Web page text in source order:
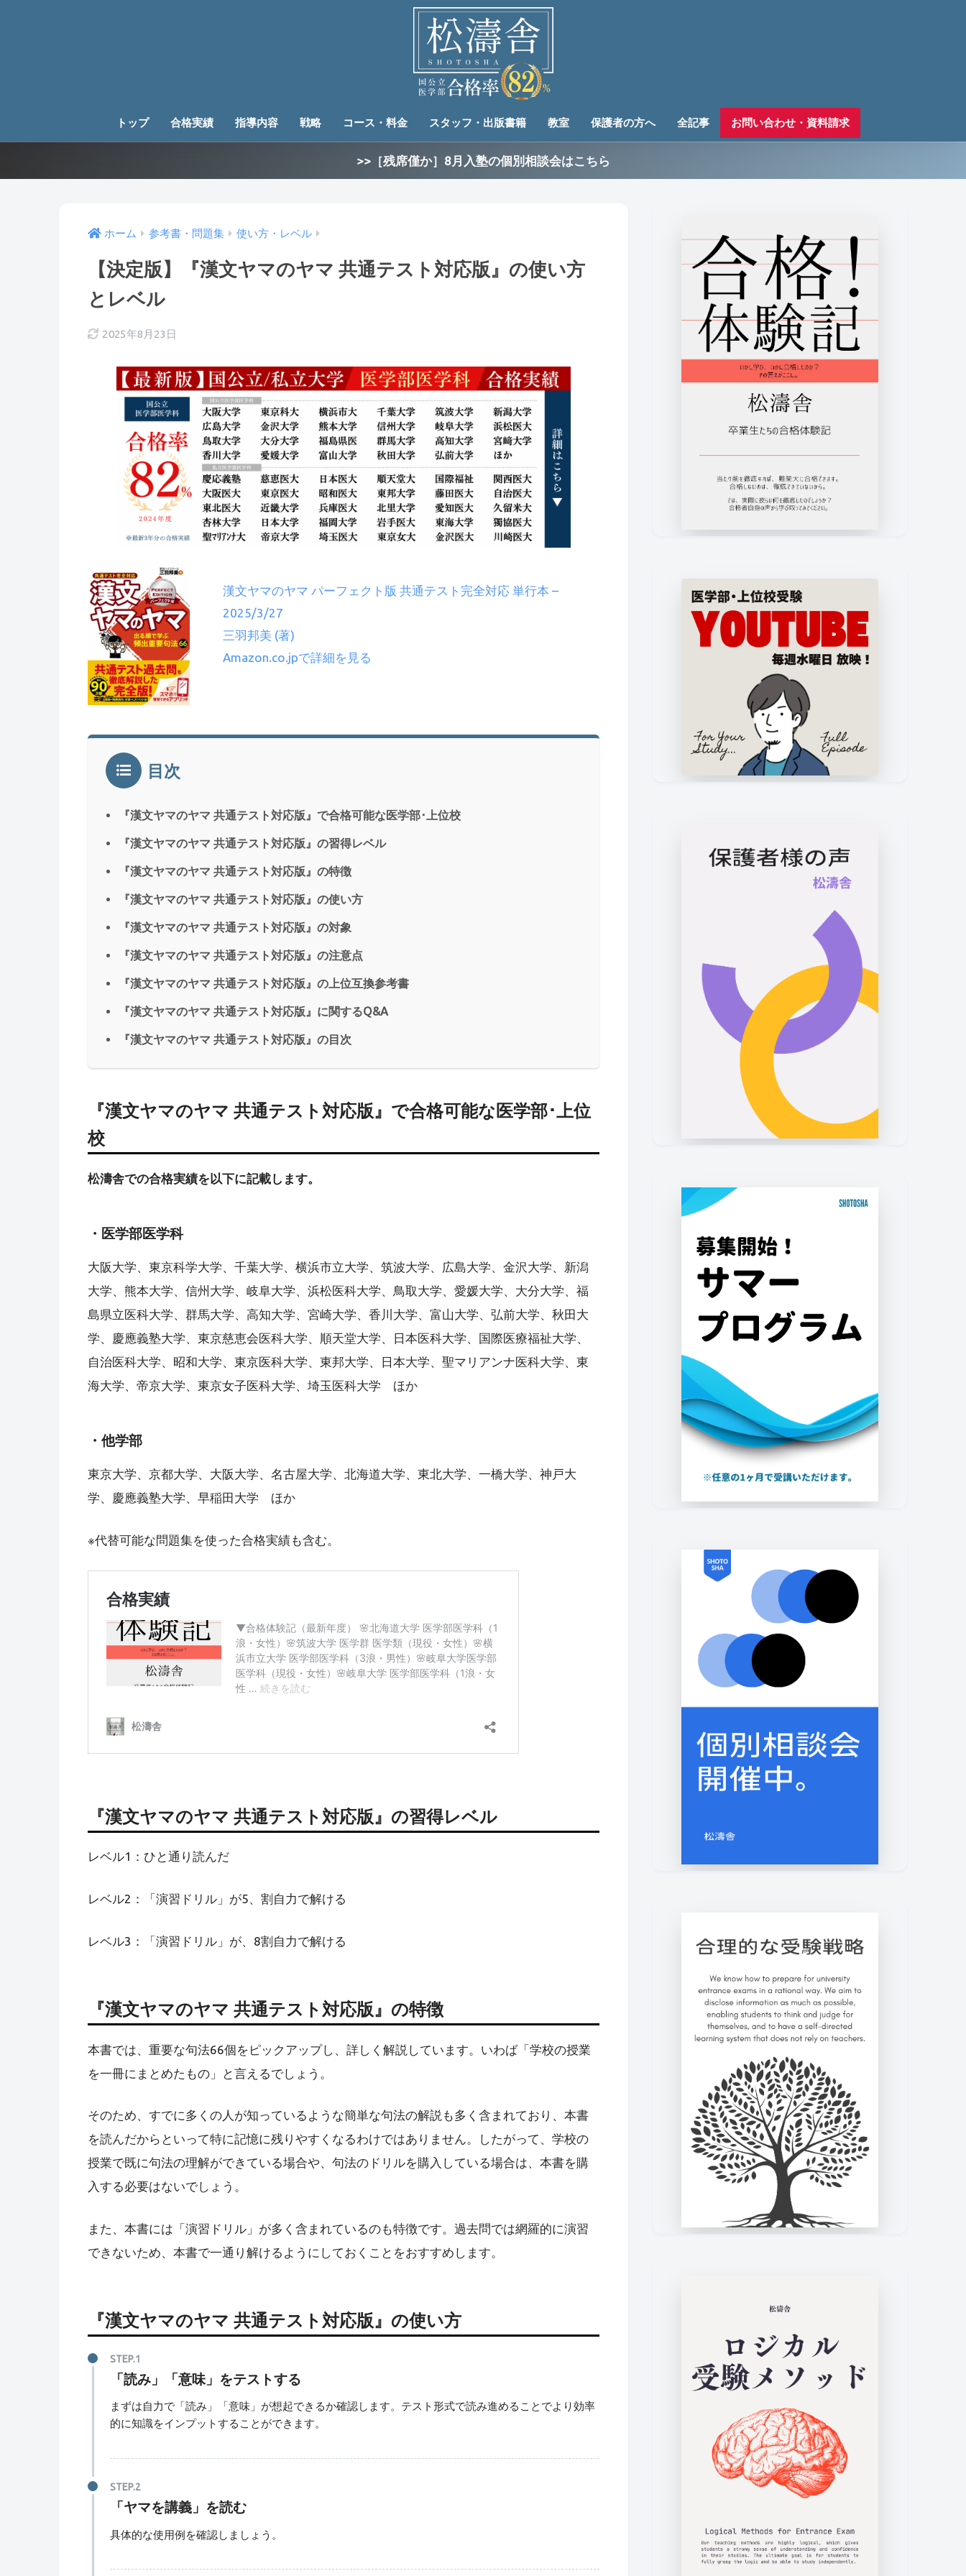
トップ 合格実績 指導内容 戦略 コース・料金 スタッフ・出版書籍 教室 保護者の方へ 全記事 お問い合わせ・資料請求
>>［残席僅か］8月入塾の個別相談会はこちら
ホーム 参考書・問題集 使い方・レベル
【決定版】『漢文ヤマのヤマ 共通テスト対応版』の使い方
とレベル
2025年8月23日
漢文ヤマのヤマ パーフェクト版 共通テスト完全対応 単行本 –
2025/3/27
三羽邦美 (著)
Amazon.co.jpで詳細を見る
目次
『漢文ヤマのヤマ 共通テスト対応版』で合格可能な医学部･上位校
『漢文ヤマのヤマ 共通テスト対応版』の習得レベル
『漢文ヤマのヤマ 共通テスト対応版』の特徴
『漢文ヤマのヤマ 共通テスト対応版』の使い方
『漢文ヤマのヤマ 共通テスト対応版』の対象
『漢文ヤマのヤマ 共通テスト対応版』の注意点
『漢文ヤマのヤマ 共通テスト対応版』の上位互換参考書
『漢文ヤマのヤマ 共通テスト対応版』に関するQ&A
『漢文ヤマのヤマ 共通テスト対応版』の目次
『漢文ヤマのヤマ 共通テスト対応版』で合格可能な医学部･上位
校
松濤舎での合格実績を以下に記載します。
・医学部医学科
大阪大学、東京科学大学、千葉大学、横浜市立大学、筑波大学、広島大学、金沢大学、新潟
大学、熊本大学、信州大学、岐阜大学、浜松医科大学、鳥取大学、愛媛大学、大分大学、福
島県立医科大学、群馬大学、高知大学、宮崎大学、香川大学、富山大学、弘前大学、秋田大
学、慶應義塾大学、東京慈恵会医科大学、順天堂大学、日本医科大学、国際医療福祉大学、
自治医科大学、昭和大学、東京医科大学、東邦大学、日本大学、聖マリアンナ医科大学、東
海大学、帝京大学、東京女子医科大学、埼玉医科大学 ほか
・他学部
東京大学、京都大学、大阪大学、名古屋大学、北海道大学、東北大学、一橋大学、神戸大
学、慶應義塾大学、早稲田大学 ほか
※代替可能な問題集を使った合格実績も含む。
『漢文ヤマのヤマ 共通テスト対応版』の習得レベル
レベル1：ひと通り読んだ
レベル2：「演習ドリル」が5、割自力で解ける
レベル3：「演習ドリル」が、8割自力で解ける
『漢文ヤマのヤマ 共通テスト対応版』の特徴
本書では、重要な句法66個をピックアップし、詳しく解説しています。いわば「学校の授業
を一冊にまとめたもの」と言えるでしょう。
そのため、すでに多くの人が知っているような簡単な句法の解説も多く含まれており、本書
を読んだからといって特に記憶に残りやすくなるわけではありません。したがって、学校の
授業で既に句法の理解ができている場合や、句法のドリルを購入している場合は、本書を購
入する必要はないでしょう。
また、本書には「演習ドリル」が多く含まれているのも特徴です。過去問では網羅的に演習
できないため、本書で一通り解けるようにしておくことをおすすめします。
『漢文ヤマのヤマ 共通テスト対応版』の使い方
「読み」「意味」をテストする
まずは自力で「読み」「意味」が想起できるか確認します。テスト形式で読み進めることでより効率
的に知識をインプットすることができます。
「ヤマを講義」を読む
具体的な使用例を確認しましょう。